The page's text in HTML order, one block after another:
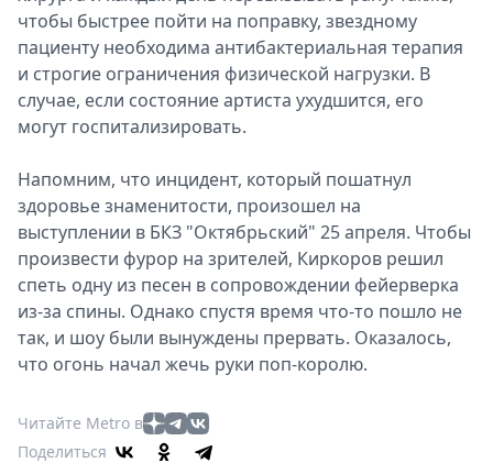
чтобы быстрее пойти на поправку, звездному
пациенту необходима антибактериальная терапия
и строгие ограничения физической нагрузки. В
случае, если состояние артиста ухудшится, его
могут госпитализировать.
Напомним, что инцидент, который пошатнул
здоровье знаменитости, произошел на
выступлении в БКЗ "Октябрьский" 25 апреля. Чтобы
произвести фурор на зрителей, Киркоров решил
спеть одну из песен в сопровождении фейерверка
из-за спины. Однако спустя время что-то пошло не
так, и шоу были вынуждены прервать. Оказалось,
что огонь начал жечь руки поп-королю.
Читайте Metro в
Поделиться